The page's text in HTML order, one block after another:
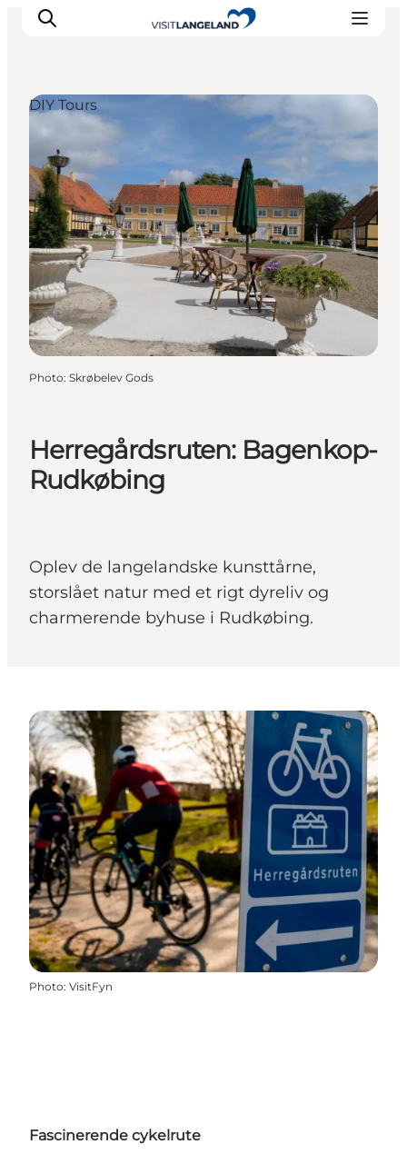
Discover
Cities and Islands
Outdoor
Accommodation
Planning
Herregårdsruten: Bagenkop-
Rudkøbing
Oplev de langelandske kunsttårne,
storslået natur med et rigt dyreliv og
charmerende byhuse i Rudkøbing.
DIY Tours
Photo: Skrøbelev Gods
Photo: VisitFyn
Fascinerende cykelrute